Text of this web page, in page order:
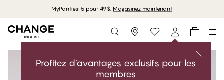
MyPanties: 5 pour 49$. Magasinez maintenant
Storefinder
Profitez d’avantages exclusifs pour les
membres